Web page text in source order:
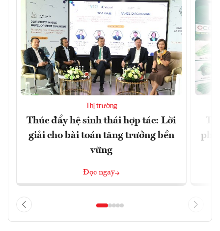
Thị trường
Thúc đẩy hệ sinh thái hợp tác: Lời
giải cho bài toán tăng trưởng bền
vững
Đọc ngay